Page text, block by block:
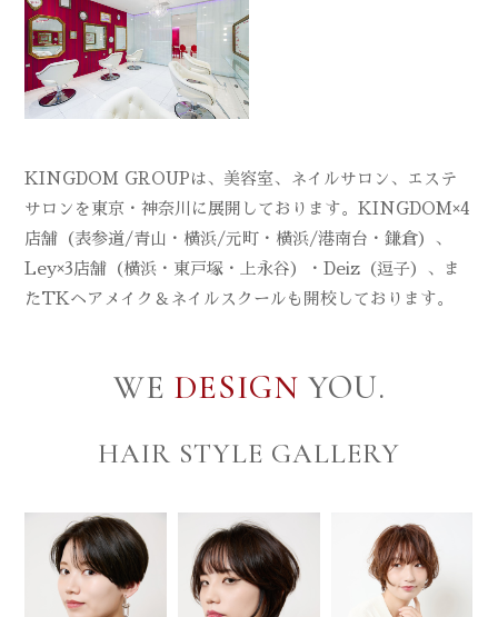
KINGDOM GROUPは、美容室、ネイルサロン、エステ
サロンを東京・神奈川に展開しております。KINGDOM×4
店舗（表参道/青山・横浜/元町・横浜/港南台・鎌倉）、
Ley×3店舗（横浜・東戸塚・上永谷）・Deiz（逗子）、ま
たTKヘアメイク＆ネイルスクールも開校しております。
WE DESIGN YOU.
HAIR STYLE GALLERY